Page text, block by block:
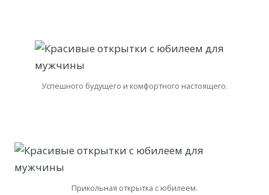
Успешного будущего и комфортного настоящего.
Прикольная открытка с юбилеем.